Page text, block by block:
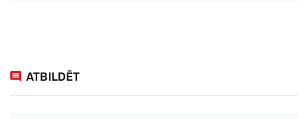
ATBILDĒT